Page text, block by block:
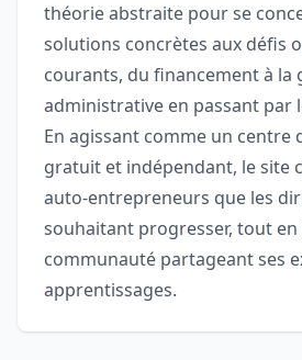
théorie abstraite pour se
solutions concrètes aux défis
courants, du financement à la
administrative en passant par
En agissant comme un centre
gratuit et indépendant, le site
auto-entrepreneurs que les
souhaitant progresser, tout
communauté partageant ses
apprentissages.